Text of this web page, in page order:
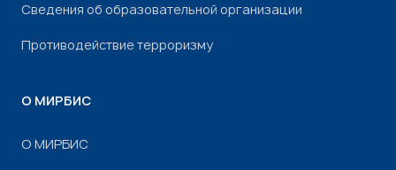
Сведения об образовательной организации
Противодействие терроризму
О МИРБИС
О МИРБИС